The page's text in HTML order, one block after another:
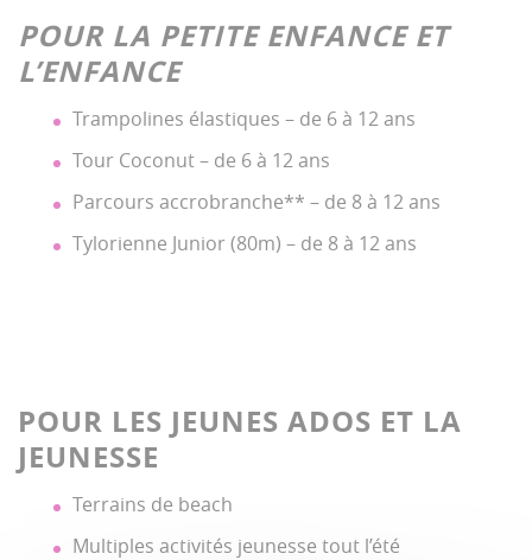
POUR LA PETITE ENFANCE ET
L’ENFANCE
Trampolines élastiques – de 6 à 12 ans
Tour Coconut – de 6 à 12 ans
Parcours accrobranche** – de 8 à 12 ans
Tylorienne Junior (80m) – de 8 à 12 ans
POUR LES JEUNES ADOS ET LA
JEUNESSE
Terrains de beach
Multiples activités jeunesse tout l’été